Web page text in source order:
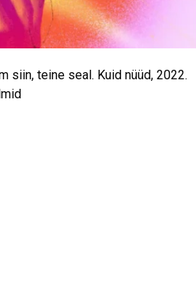
siin, teine seal. Kuid nüüd, 2022.